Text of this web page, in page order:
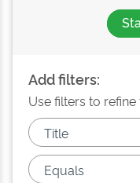
Add filters:
Use filters to